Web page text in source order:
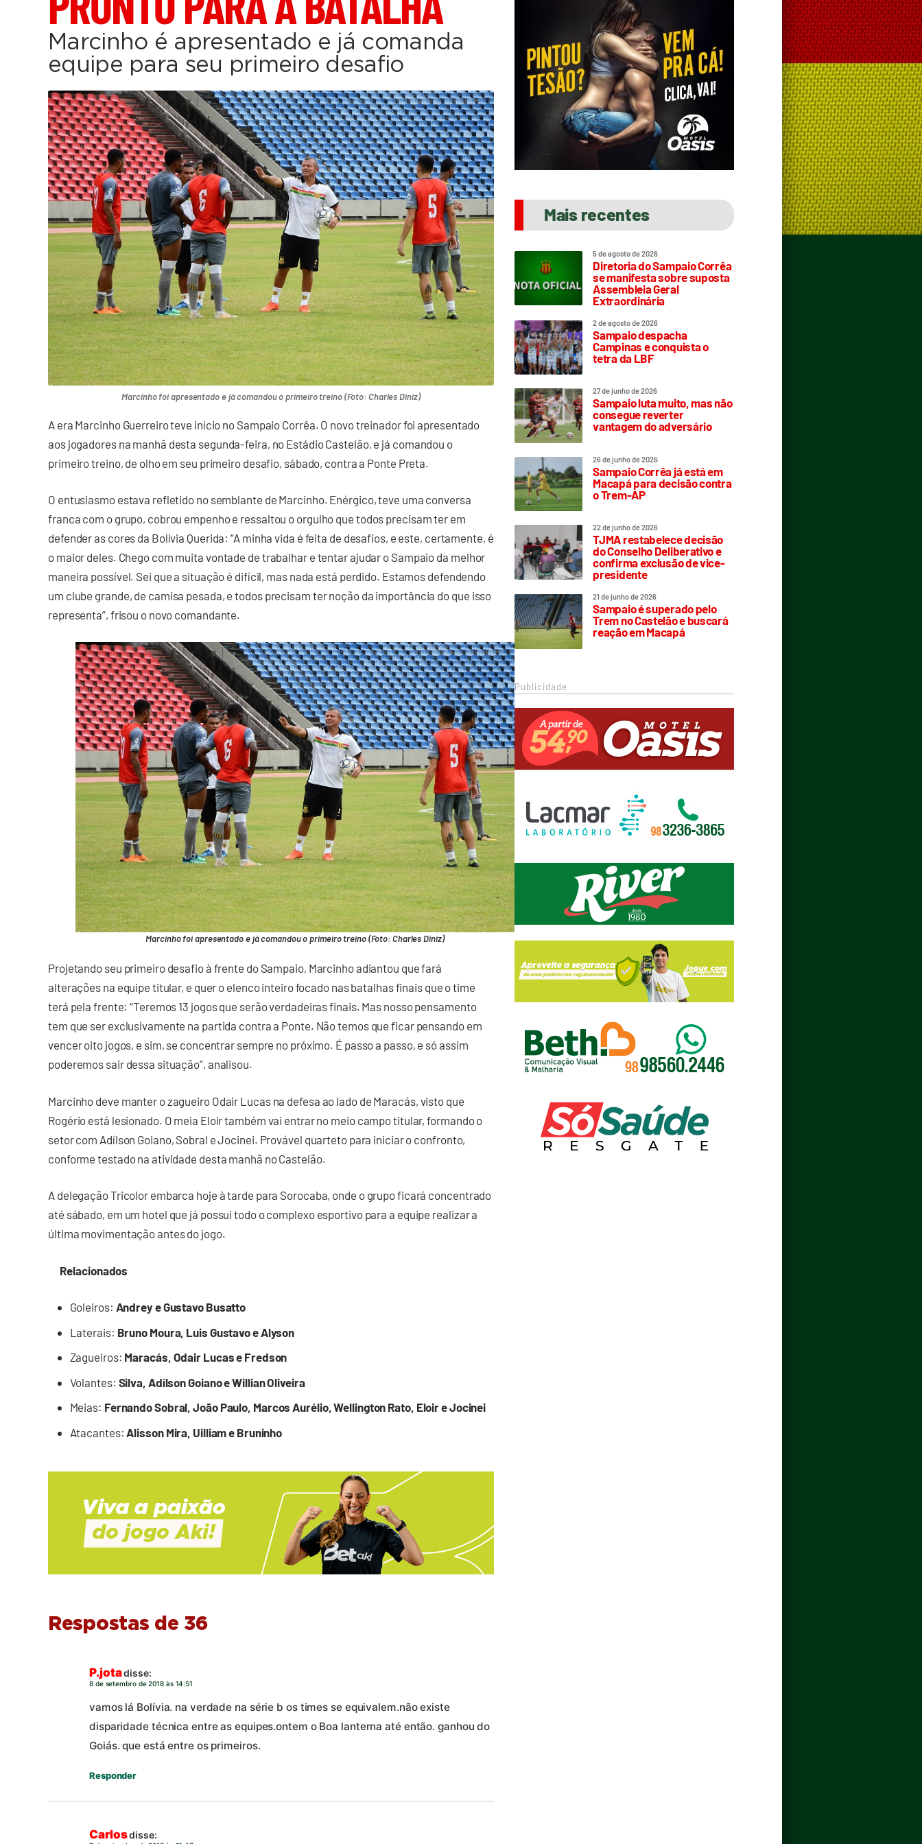
Marcinho é apresentado e já comanda
equipe para seu primeiro desafio
Marcinho foi apresentado e já comandou o primeiro treino (Foto: Charles Diniz)
A era Marcinho Guerreiro teve início no Sampaio Corrêa. O novo treinador foi apresentado
aos jogadores na manhã desta segunda-feira, no Estádio Castelão, e já comandou o
primeiro treino, de olho em seu primeiro desafio, sábado, contra a Ponte Preta.
O entusiasmo estava refletido no semblante de Marcinho. Enérgico, teve uma conversa
franca com o grupo, cobrou empenho e ressaltou o orgulho que todos precisam ter em
defender as cores da Bolívia Querida: “A minha vida é feita de desafios, e este, certamente, é
o maior deles. Chego com muita vontade de trabalhar e tentar ajudar o Sampaio da melhor
maneira possível. Sei que a situação é difícil, mas nada está perdido. Estamos defendendo
um clube grande, de camisa pesada, e todos precisam ter noção da importância do que isso
representa”, frisou o novo comandante.
Marcinho foi apresentado e já comandou o primeiro treino (Foto: Charles Diniz)
Projetando seu primeiro desafio à frente do Sampaio, Marcinho adiantou que fará
alterações na equipe titular, e quer o elenco inteiro focado nas batalhas finais que o time
terá pela frente: “Teremos 13 jogos que serão verdadeiras finais. Mas nosso pensamento
tem que ser exclusivamente na partida contra a Ponte. Não temos que ficar pensando em
vencer oito jogos, e sim, se concentrar sempre no próximo. É passo a passo, e só assim
poderemos sair dessa situação”, analisou.
Marcinho deve manter o zagueiro Odair Lucas na defesa ao lado de Maracás, visto que
Rogério está lesionado. O meia Eloir também vai entrar no meio campo titular, formando o
setor com Adílson Goiano, Sobral e Jocinei. Provável quarteto para iniciar o confronto,
conforme testado na atividade desta manhã no Castelão.
A delegação Tricolor embarca hoje à tarde para Sorocaba, onde o grupo ficará concentrado
até sábado, em um hotel que já possui todo o complexo esportivo para a equipe realizar a
última movimentação antes do jogo.
Relacionados
Goleiros: Andrey e Gustavo Busatto
Laterais: Bruno Moura, Luis Gustavo e Alyson
Zagueiros: Maracás, Odair Lucas e Fredson
Volantes: Silva, Adílson Goiano e Willian Oliveira
Meias: Fernando Sobral, João Paulo, Marcos Aurélio, Wellington Rato, Eloir e Jocinei
Atacantes: Alisson Mira, Uilliam e Bruninho
Respostas de 36
P.jotadisse:
8 de setembro de 2018 às 14:51
vamos lá Bolívia. na verdade na série b os times se equivalem.não existe
disparidade técnica entre as equipes.ontem o Boa lanterna até então. ganhou do
Goiás. que está entre os primeiros.
Responder
Carlosdisse:
Mais recentes
5 de agosto de 2026
Diretoria do Sampaio Corrêa
se manifesta sobre suposta
Assembleia Geral
Extraordinária
2 de agosto de 2026
Sampaio despacha
Campinas e conquista o
tetra da LBF
27 de junho de 2026
Sampaio luta muito, mas não
consegue reverter
vantagem do adversário
26 de junho de 2026
Sampaio Corrêa já está em
Macapá para decisão contra
o Trem-AP
22 de junho de 2026
TJMA restabelece decisão
do Conselho Deliberativo e
confirma exclusão de vice-
presidente
21 de junho de 2026
Sampaio é superado pelo
Trem no Castelão e buscará
reação em Macapá
Publicidade